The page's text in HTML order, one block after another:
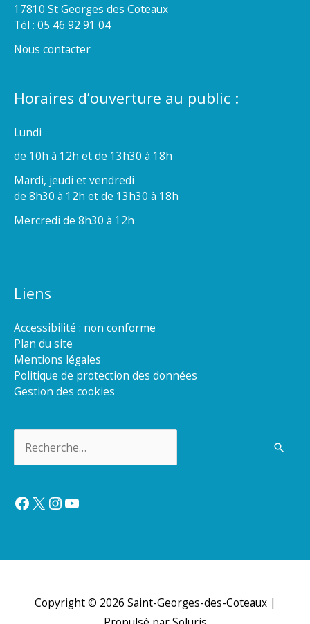
17810 St Georges des Coteaux
Tél : 05 46 92 91 04
Nous contacter
Horaires d’ouverture au public :
Lundi
de 10h à 12h et de 13h30 à 18h
Mardi, jeudi et vendredi
de 8h30 à 12h et de 13h30 à 18h
Mercredi de 8h30 à 12h
Liens
Accessibilité : non conforme
Plan du site
Mentions légales
Politique de protection des données
Gestion des cookies
Facebook
X Instagram
YouTube
Copyright © 2026 Saint-Georges-des-Coteaux|